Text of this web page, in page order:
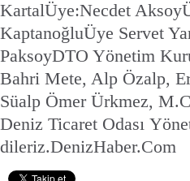
KartalÜye:Necdet Aksoy
KaptanoğluÜye Servet
PaksoyDTO Yönetim
Bahri Mete, Alp Özalp,
Süalp Ömer Ürkmez,
Deniz Ticaret Odası
dileriz.DenizHaber.Com